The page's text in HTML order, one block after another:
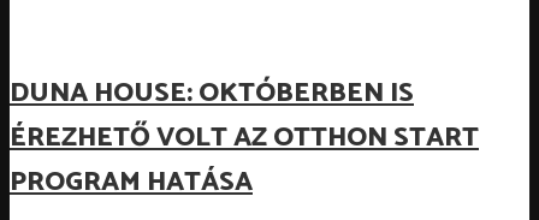
DUNA HOUSE: OKTÓBERBEN IS
ÉREZHETŐ VOLT AZ OTTHON START
PROGRAM HATÁSA